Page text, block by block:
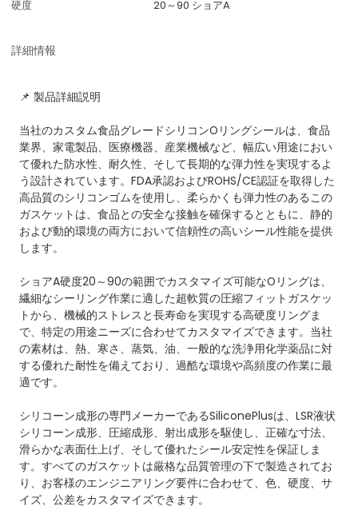
硬度
20～90 ショアA
詳細情報
📌 製品詳細説明
当社のカスタム食品グレードシリコンOリングシールは、食品
業界、家電製品、医療機器、産業機械など、幅広い用途におい
て優れた防水性、耐久性、そして長期的な弾力性を実現するよ
う設計されています。FDA承認およびROHS/CE認証を取得した
高品質のシリコンゴムを使用し、柔らかくも弾力性のあるこの
ガスケットは、食品との安全な接触を確保するとともに、静的
および動的環境の両方において信頼性の高いシール性能を提供
します。
ショアA硬度20～90の範囲でカスタマイズ可能なOリングは、
繊細なシーリング作業に適した超軟質の圧縮フィットガスケッ
トから、機械的ストレスと長寿命を実現する高硬度リングま
で、特定の用途ニーズに合わせてカスタマイズできます。当社
の素材は、熱、寒さ、蒸気、油、一般的な洗浄用化学薬品に対
する優れた耐性を備えており、過酷な環境や高頻度の作業に最
適です。
シリコーン成形の専門メーカーであるSiliconePlusは、LSR液状
シリコーン成形、圧縮成形、射出成形を駆使し、正確な寸法、
滑らかな表面仕上げ、そして優れたシール安定性を保証しま
す。すべてのガスケットは厳格な品質管理の下で製造されてお
り、お客様のエンジニアリング要件に合わせて、色、硬度、サ
イズ、公差をカスタマイズできます。